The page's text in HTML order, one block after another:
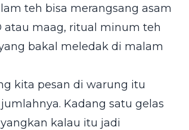
teh bisa merangsang asam
atau maag, ritual minum teh
bakal meledak di malam
kita pesan di warung itu
Kadang satu gelas
kalau itu jadi